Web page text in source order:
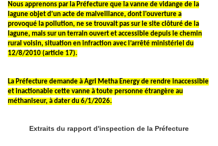
Nous apprenons par la Préfecture que la vanne de vidange de la
lagune objet d’un acte de malveillance, dont l'ouverture a
provoqué la pollution, ne se trouvait pas sur le site clôturé de la
lagune, mais sur un terrain ouvert et accessible depuis le chemin
rural voisin, situation en infraction avec l’arrêté ministériel du
12/8/2010 (article 17).
La Préfecture demande à Agri Metha Energy de rendre inaccessible
et inactionable cette vanne à toute personne étrangère au
méthaniseur, à dater du 6/1/2026.
Extraits du rapport d'inspection de la Préfecture